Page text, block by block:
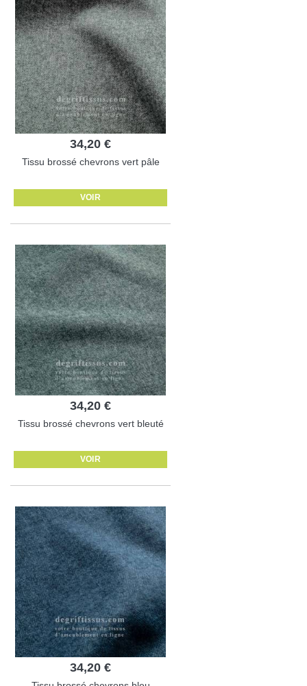
34,20 €
Tissu brossé chevrons vert pâle
VOIR
34,20 €
Tissu brossé chevrons vert bleuté
VOIR
34,20 €